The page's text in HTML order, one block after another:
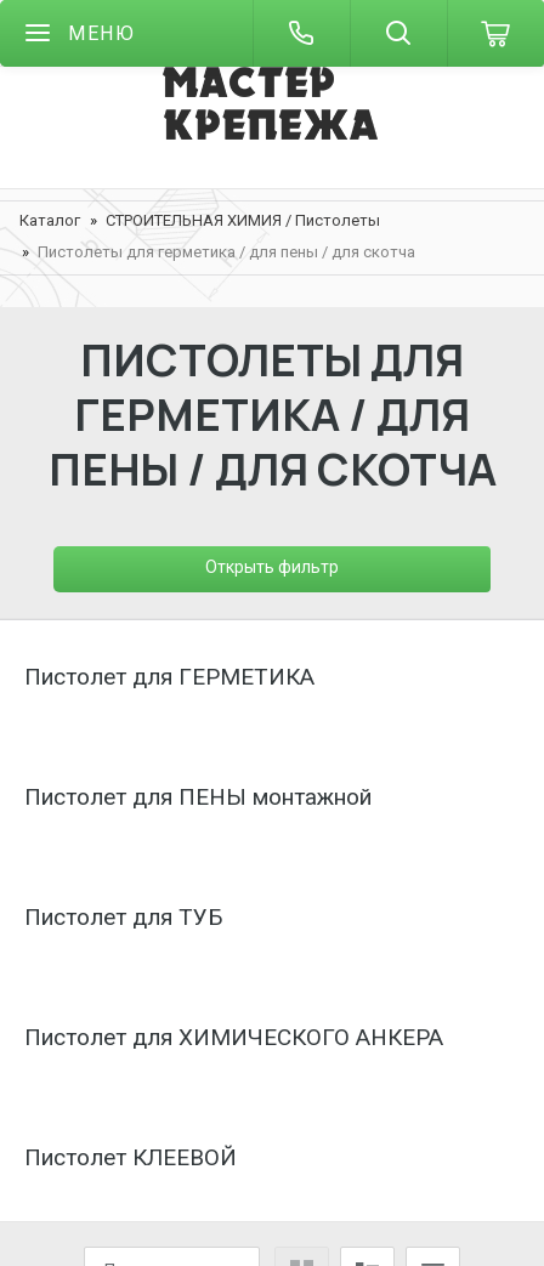
МЕНЮ
Каталог
СТРОИТЕЛЬНАЯ ХИМИЯ / Пистолеты
Пистолеты для герметика / для пены / для скотча
ПИСТОЛЕТЫ ДЛЯ
ГЕРМЕТИКА / ДЛЯ
ПЕНЫ / ДЛЯ СКОТЧА
Открыть фильтр
Пистолет для ГЕРМЕТИКА
Пистолет для ПЕНЫ монтажной
Пистолет для ТУБ
Пистолет для ХИМИЧЕСКОГО АНКЕРА
Пистолет КЛЕЕВОЙ